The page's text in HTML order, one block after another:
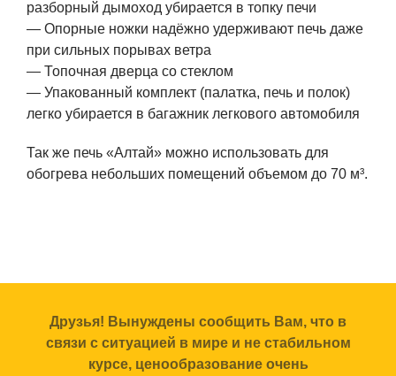
разборный дымоход убирается в топку печи
— Опорные ножки надёжно удерживают печь даже
при сильных порывах ветра
— Топочная дверца со стеклом
— Упакованный комплект (палатка, печь и полок)
легко убирается в багажник легкового автомобиля
Так же печь «Алтай» можно использовать для
обогрева небольших помещений объемом до 70 м³.
Друзья! Вынуждены сообщить Вам, что в
связи с ситуацией в мире и не стабильном
курсе, ценообразование очень